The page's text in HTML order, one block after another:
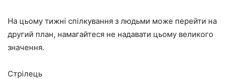
На цьому тижні спілкування з людьми може перейти на
другий план, намагайтеся не надавати цьому великого
значення.
Стрілець